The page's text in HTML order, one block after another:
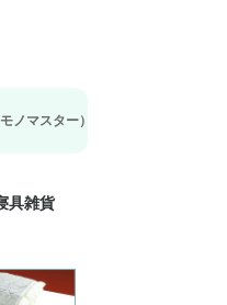
労回復・睡眠の向上特集に当社の
サイズ
カーテン
ーカーテ
ンカーテ
ナツカー
スヌーピ
具雑貨
容・化粧品
ルク寝具・雑貨
テクノロジー リ
バリー寝具
ファカバー
ざ掛け
ジャマ
ッション
関・フロアーマット
ット用ベッド
ンテリア
の他寝具雑貨